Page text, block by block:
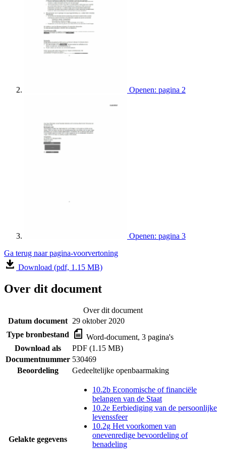
Openen: pagina 2
Openen: pagina 3
Ga terug naar pagina-voorvertoning
Download (pdf, 1.15 MB)
Over dit document
Over dit document
Datum document 29 oktober 2020
Type bronbestand
Word-document, 3 pagina's
Download als
PDF (1.15 MB)
Documentnummer 530469
Beoordeling
Gedeeltelijke openbaarmaking
Gelakte gegevens
10.2b Economische of financiële
belangen van de Staat
10.2e Eerbiediging van de persoonlijke
levenssfeer
10.2g Het voorkomen van
onevenredige bevoordeling of
benadeling